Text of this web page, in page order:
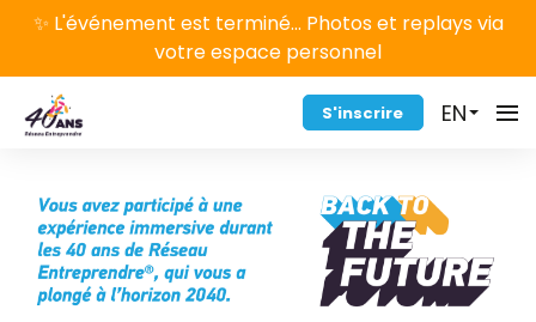
✨ L'événement est terminé... Photos et replays via
votre espace personnel
S'inscrire EN